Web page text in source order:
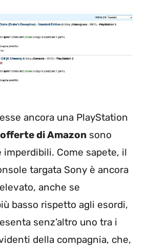
ancora una PlayStation
offerte di Amazon sono
Come sapete, il
targata Sony è ancora
anche se
basso rispetto agli esordi,
senz’altro uno tra i
della compagnia, che,